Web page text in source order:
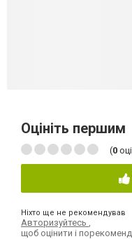
Оцініть першим
(0
Ніхто ще не рекомендував
Авторизуйтесь
щоб оцінити і